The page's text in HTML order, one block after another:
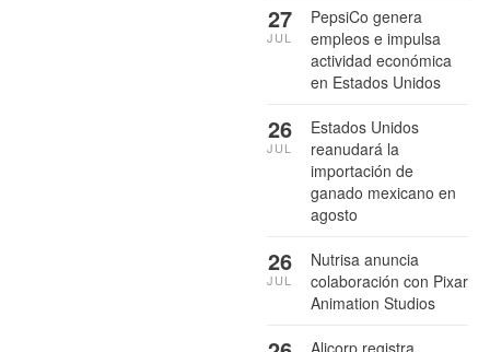
PepsiCo genera
empleos e impulsa
actividad económica
en Estados Unidos
27
JUL
Estados Unidos
reanudará la
importación de
ganado mexicano en
agosto
26
JUL
Nutrisa anuncia
colaboración con Pixar
Animation Studios
26
JUL
Alicorp registra